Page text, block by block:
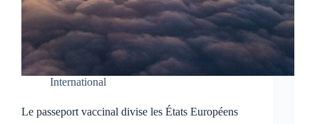
International
Le passeport vaccinal divise les États Européens